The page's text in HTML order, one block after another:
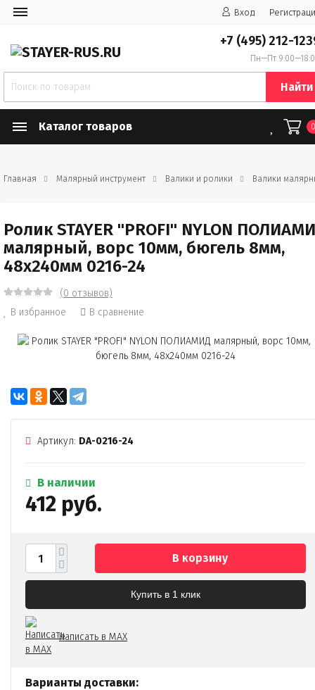
Вход
+7 (495) 212-
Пн—Пт
Найти
Каталог товаров
Главная Малярный инструмент Валики и ролики Валики
Ролик STAYER "PROFI" NYLON
малярный, ворс 10мм, бюгель 8мм,
48х240мм 0216-24
(0 отзывов)
В избранное
В сравнение
Артикул: DA-0216-24
В наличии
412 руб.
В корзину
Купить в 1 клик
Написать в MAX
Варианты доставки: